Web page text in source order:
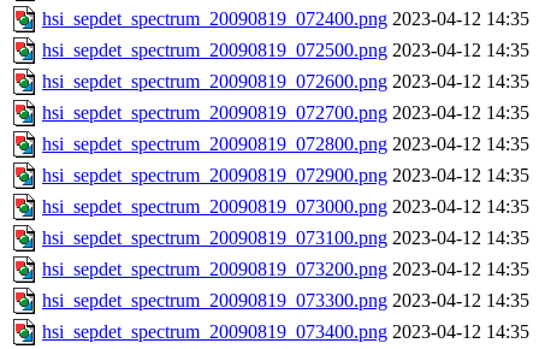
hsi_sepdet_spectrum_20090819_072400.png 2023-04-12 14:35
hsi_sepdet_spectrum_20090819_072500.png 2023-04-12 14:35
hsi_sepdet_spectrum_20090819_072600.png 2023-04-12 14:35
hsi_sepdet_spectrum_20090819_072700.png 2023-04-12 14:35
hsi_sepdet_spectrum_20090819_072800.png 2023-04-12 14:35
hsi_sepdet_spectrum_20090819_072900.png 2023-04-12 14:35
hsi_sepdet_spectrum_20090819_073000.png 2023-04-12 14:35
hsi_sepdet_spectrum_20090819_073100.png 2023-04-12 14:35
hsi_sepdet_spectrum_20090819_073200.png 2023-04-12 14:35
hsi_sepdet_spectrum_20090819_073300.png 2023-04-12 14:35
hsi_sepdet_spectrum_20090819_073400.png 2023-04-12 14:35